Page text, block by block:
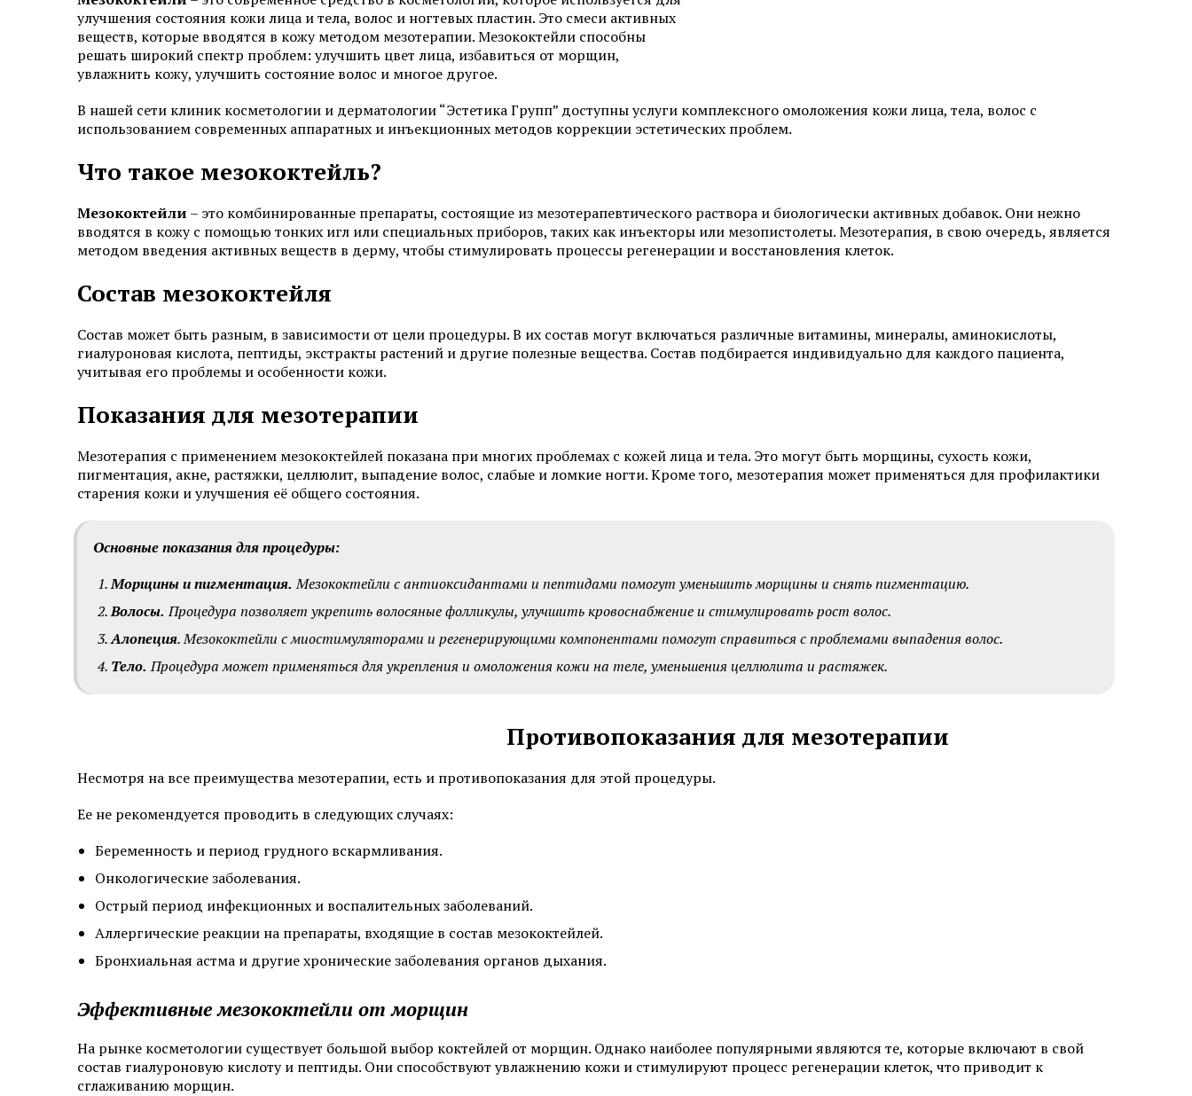
Эстетическая косметология
Инъекционная косметология
Дермато­логия
Удаление новообразований
Амбулаторная онкология
Дерматовенерология
Подология
Ревматология
Диагностика
Фотоомоложение лица
Коррекция гиперпигментаций
лице
Радиочастотный фракционный
Удаление татуировок лазером в
Лечение акне и постакне
SMAS-лифтинг
Лечение розацеа лазером
Смотреть все услуги Запись на прием
Пилинги
Чистка лица (атравматичная)
Пилинг фруктовыми кислотами
Карбоновый пилинг лица
Салициловый пилинг
Ретиноевый пилинг
Смотреть все услуги Запись на прием
Биоревитализация
Ботулинотерапия
3D-мезонити
Плазмолифтинг для лица
Контурная пластика и
Контурная пластика лица
Подтяжка лица нитями APTOS
Лечение гипергидроза
ботулотоксином
Мезотерапия от пигментации
Себорея
Лечение псориаза
Алопеция
Смотреть все услуги Запись на прием
улучшения состояния кожи лица и тела, волос и ногтевых пластин. Это смеси активных
веществ, которые вводятся в кожу методом мезотерапии. Мезококтейли способны
решать широкий спектр проблем: улучшить цвет лица, избавиться от морщин,
увлажнить кожу, улучшить состояние волос и многое другое.
В нашей сети клиник косметологии и дерматологии “Эстетика Групп” доступны услуги комплексного омоложения кожи лица, тела, волос с
использованием современных аппаратных и инъекционных методов коррекции эстетических проблем.
Что такое мезококтейль?
Мезококтейли – это комбинированные препараты, состоящие из мезотерапевтического раствора и биологически активных добавок. Они нежно
вводятся в кожу с помощью тонких игл или специальных приборов, таких как инъекторы или мезопистолеты. Мезотерапия, в свою очередь, является
методом введения активных веществ в дерму, чтобы стимулировать процессы регенерации и восстановления клеток.
Состав мезококтейля
Состав может быть разным, в зависимости от цели процедуры. В их состав могут включаться различные витамины, минералы, аминокислоты,
гиалуроновая кислота, пептиды, экстракты растений и другие полезные вещества. Состав подбирается индивидуально для каждого пациента,
учитывая его проблемы и особенности кожи.
Показания для мезотерапии
Мезотерапия с применением мезококтейлей показана при многих проблемах с кожей лица и тела. Это могут быть морщины, сухость кожи,
пигментация, акне, растяжки, целлюлит, выпадение волос, слабые и ломкие ногти. Кроме того, мезотерапия может применяться для профилактики
старения кожи и улучшения её общего состояния.
Основные показания для процедуры:
Морщины и пигментация. Мезококтейли с антиоксидантами и пептидами помогут уменьшить морщины и снять пигментацию.
Волосы. Процедура позволяет укрепить волосяные фолликулы, улучшить кровоснабжение и стимулировать рост волос.
Алопеция. Мезококтейли с миостимуляторами и регенерирующими компонентами помогут справиться с проблемами выпадения волос.
Тело. Процедура может применяться для укрепления и омоложения кожи на теле, уменьшения целлюлита и растяжек.
Противопоказания для мезотерапии
Несмотря на все преимущества мезотерапии, есть и противопоказания для этой процедуры.
Ее не рекомендуется проводить в следующих случаях:
Беременность и период грудного вскармливания.
Онкологические заболевания.
Острый период инфекционных и воспалительных заболеваний.
Аллергические реакции на препараты, входящие в состав мезококтейлей.
Бронхиальная астма и другие хронические заболевания органов дыхания.
Эффективные мезококтейли от морщин
На рынке косметологии существует большой выбор коктейлей от морщин. Однако наиболее популярными являются те, которые включают в свой
состав гиалуроновую кислоту и пептиды. Они способствуют увлажнению кожи и стимулируют процесс регенерации клеток, что приводит к
сглаживанию морщин.